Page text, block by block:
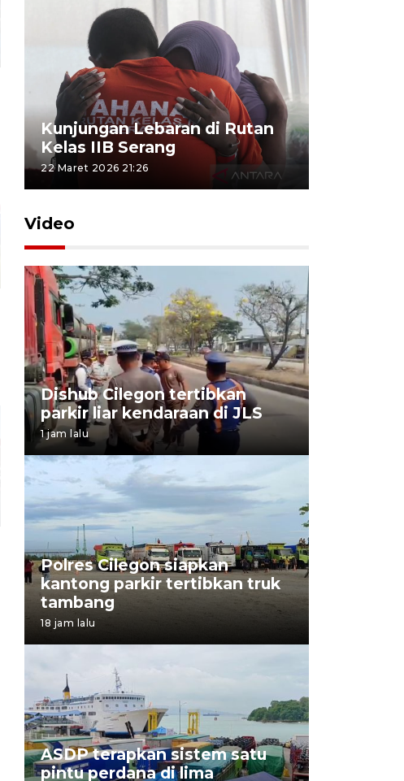
Kunjungan Lebaran di Rutan
Kelas IIB Serang
22 Maret 2026 21:26
Video
Dishub Cilegon tertibkan
parkir liar kendaraan di JLS
1 jam lalu
Polres Cilegon siapkan
kantong parkir tertibkan truk
tambang
18 jam lalu
ASDP terapkan sistem satu
pintu perdana di lima